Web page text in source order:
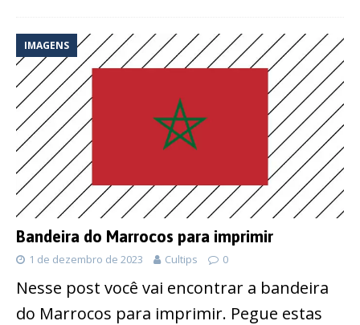
IMAGENS
Bandeira do Marrocos para imprimir
1 de dezembro de 2023 Cultips 0
Nesse post você vai encontrar a bandeira
do Marrocos para imprimir. Pegue estas